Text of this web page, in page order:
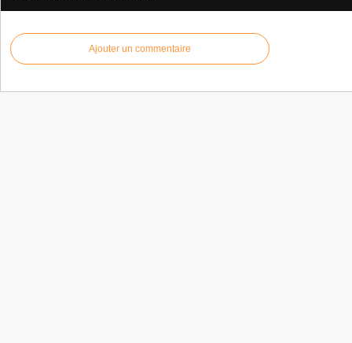
Ajouter un commentaire